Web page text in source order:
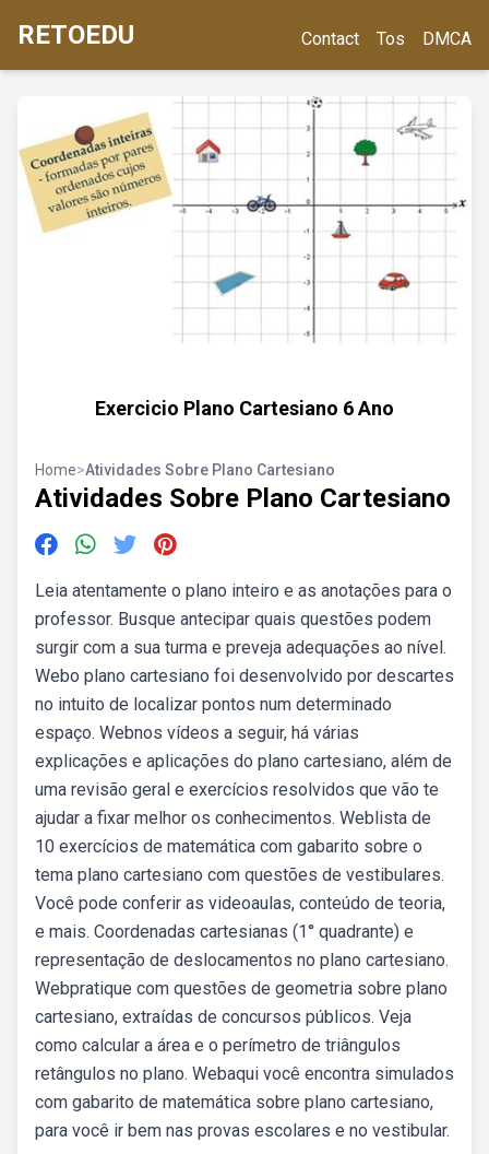
RETOEDU Contact Tos DMCA
Exercicio Plano Cartesiano 6 Ano
Home>Atividades Sobre Plano Cartesiano
Atividades Sobre Plano Cartesiano
Leia atentamente o plano inteiro e as anotações para o
professor. Busque antecipar quais questões podem
surgir com a sua turma e preveja adequações ao nível.
Webo plano cartesiano foi desenvolvido por descartes
no intuito de localizar pontos num determinado
espaço. Webnos vídeos a seguir, há várias
explicações e aplicações do plano cartesiano, além de
uma revisão geral e exercícios resolvidos que vão te
ajudar a fixar melhor os conhecimentos. Weblista de
10 exercícios de matemática com gabarito sobre o
tema plano cartesiano com questões de vestibulares.
Você pode conferir as videoaulas, conteúdo de teoria,
e mais. Coordenadas cartesianas (1° quadrante) e
representação de deslocamentos no plano cartesiano.
Webpratique com questões de geometria sobre plano
cartesiano, extraídas de concursos públicos. Veja
como calcular a área e o perímetro de triângulos
retângulos no plano. Webaqui você encontra simulados
com gabarito de matemática sobre plano cartesiano,
para você ir bem nas provas escolares e no vestibular.